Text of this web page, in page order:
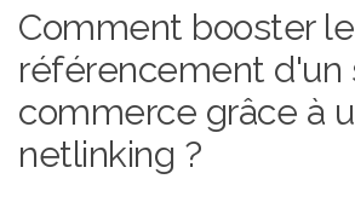
Comment booster le
référencement d'un
commerce grâce à
netlinking ?